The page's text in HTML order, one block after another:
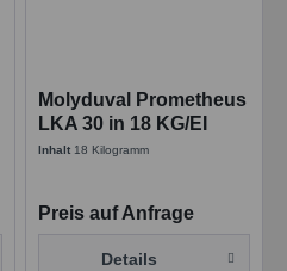
Molyduval Prometheus
LKA 30 in 18 KG/EI
Synth. Hochtemperatur
Inhalt 18 Kilogramm
Preis auf Anfrage
Details